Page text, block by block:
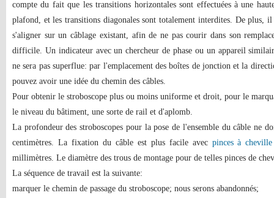
compte du fait que les transitions horizontales sont effectuées à une
plafond, et les transitions diagonales sont totalement interdites. De plus,
s'aligner sur un câblage existant, afin de ne pas courir dans son
difficile. Un indicateur avec un chercheur de phase ou un appareil
ne sera pas superflue: par l'emplacement des boîtes de jonction et la
pouvez avoir une idée du chemin des câbles.
Pour obtenir le stroboscope plus ou moins uniforme et droit, pour le
le niveau du bâtiment, une sorte de rail et d'aplomb.
La profondeur des stroboscopes pour la pose de l'ensemble du câble ne
centimètres. La fixation du câble est plus facile avec pinces à cheville
millimètres. Le diamètre des trous de montage pour de telles pinces de
La séquence de travail est la suivante:
marquer le chemin de passage du stroboscope; nous serons abandonnés;